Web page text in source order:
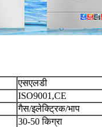
एसएलडी
ISO9001,CE
गैस/इलेक्ट्रिक/भाप
30-50 किग्रा